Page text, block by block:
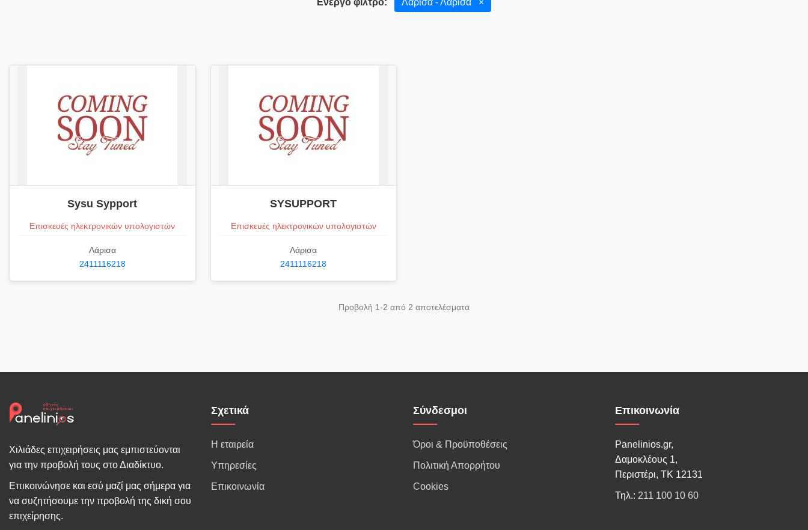
Ενεργό φίλτρο: Λάρισα - Λάρισα ×
Sysu Sypport
Επισκευές ηλεκτρονικών υπολογιστών
Λάρισα
2411116218
SYSUPPORT
Επισκευές ηλεκτρονικών υπολογιστών
Λάρισα
2411116218
Προβολή 1-2 από 2 αποτελέσματα
Χιλιάδες επιχειρήσεις μας εμπιστεύονται
για την προβολή τους στο Διαδίκτυο.
Επικοινώνησε και εσύ μαζί μας σήμερα για
να συζητήσουμε την προβολή της δική σου
επιχείρησης.
Σχετικά
Η εταιρεία
Υπηρεσίες
Επικοινωνία
Σύνδεσμοι
Όροι & Προϋποθέσεις
Πολιτική Απορρήτου
Cookies
Επικοινωνία
Panelinios.gr,
Δαμοκλέους 1,
Περιστέρι, ΤΚ 12131
Τηλ.: 211 100 10 60